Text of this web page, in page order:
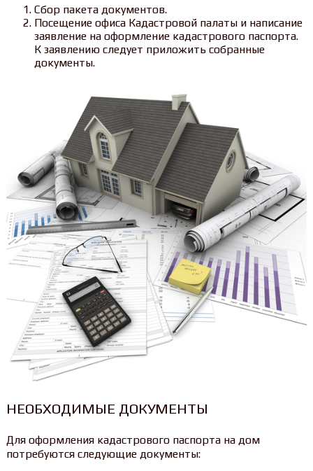
Сбор пакета документов.
Посещение офиса Кадастровой палаты и написание
заявление на оформление кадастрового паспорта.
К заявлению следует приложить собранные
документы.
НЕОБХОДИМЫЕ ДОКУМЕНТЫ
Для оформления кадастрового паспорта на дом
потребуются следующие документы: